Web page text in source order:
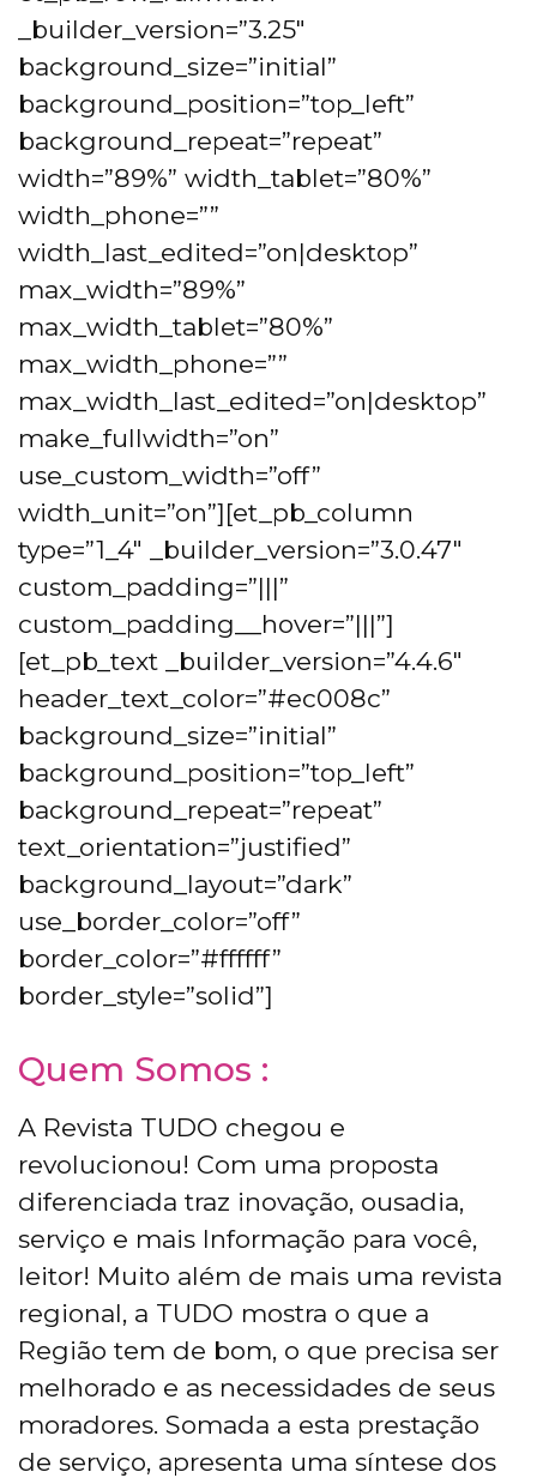
_builder_version=”3.25″
background_size=”initial”
background_position=”top_left”
background_repeat=”repeat”
width=”89%” width_tablet=”80%”
width_phone=””
width_last_edited=”on|desktop”
max_width=”89%”
max_width_tablet=”80%”
max_width_phone=””
max_width_last_edited=”on|desktop”
make_fullwidth=”on”
use_custom_width=”off”
width_unit=”on”][et_pb_column
type=”1_4″ _builder_version=”3.0.47″
custom_padding=”|||”
custom_padding__hover=”|||”]
[et_pb_text _builder_version=”4.4.6″
header_text_color=”#ec008c”
background_size=”initial”
background_position=”top_left”
background_repeat=”repeat”
text_orientation=”justified”
background_layout=”dark”
use_border_color=”off”
border_color=”#ffffff”
border_style=”solid”]
Quem Somos :
A Revista TUDO chegou e
revolucionou! Com uma proposta
diferenciada traz inovação, ousadia,
serviço e mais Informação para você,
leitor! Muito além de mais uma revista
regional, a TUDO mostra o que a
Região tem de bom, o que precisa ser
melhorado e as necessidades de seus
moradores. Somada a esta prestação
de serviço, apresenta uma síntese dos